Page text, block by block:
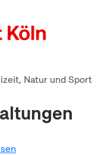
Natur und Sport